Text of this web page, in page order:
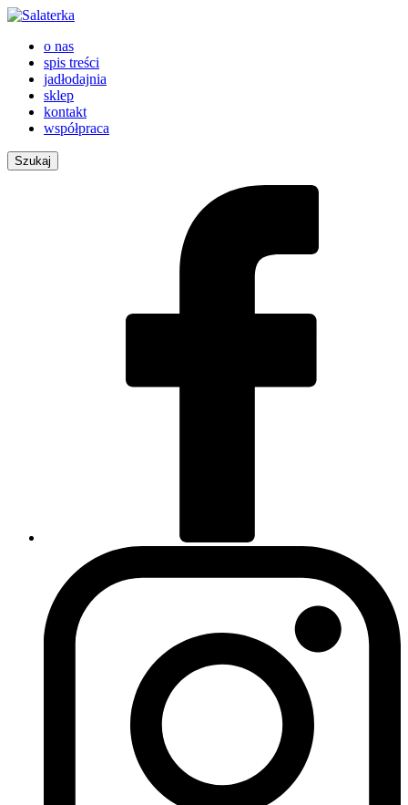
o nas
spis treści
jadłodajnia
sklep
kontakt
współpraca
Szukaj